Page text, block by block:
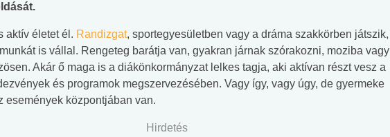
aktív életet él. Randizgat, sportegyesületben vagy a dráma szakkörben játszik,
is vállal. Rengeteg barátja van, gyakran járnak szórakozni, moziba vagy
Akár ő maga is a diákönkormányzat lelkes tagja, aki aktívan részt vesz a
és programok megszervezésében. Vagy így, vagy úgy, de gyermeke
események központjában van.
Hirdetés